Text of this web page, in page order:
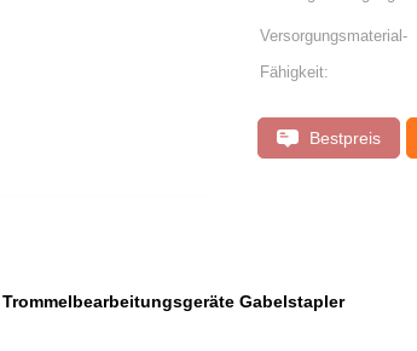
Versorgungsmaterial-
Fähigkeit:
Bestpreis
Trommelbearbeitungsgeräte Gabelstapler